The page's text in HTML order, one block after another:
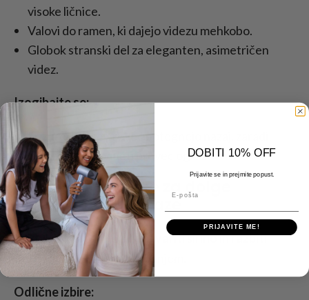
visoke ličnice.
Valovi do ramen, ki dajejo videzu mehkobo.
Globok stranski del za eleganten, asimetričen
videz.
Izogibajte se:
Frizure, ki lase preveč potegnejo nazaj, zaradi
česar je obraz videti preveč oglat.
Najboljše pričeske za dolge
(pravokotne) obraze
Pri dolgih obrazih je cilj
ustvariti širino in razbiti
z volumnom in gibanjem.
Odlične izbire:
DOBITI 10% OFF
Prijavite se in prejmite popust.
PRIJAVITE ME!